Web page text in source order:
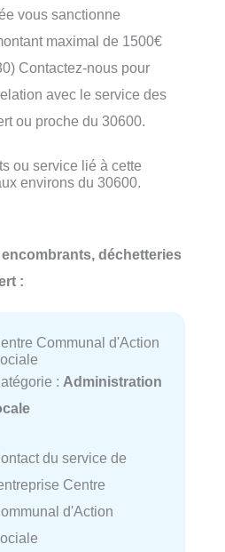
vous sanctionne
maximal de 1500€
Contactez-nous pour
avec le service des
ou proche du 30600.
ou service lié à cette
environs du 30600.
déchetteries
:
Communal d'Action
: Administration
du service de
Centre
d'Action